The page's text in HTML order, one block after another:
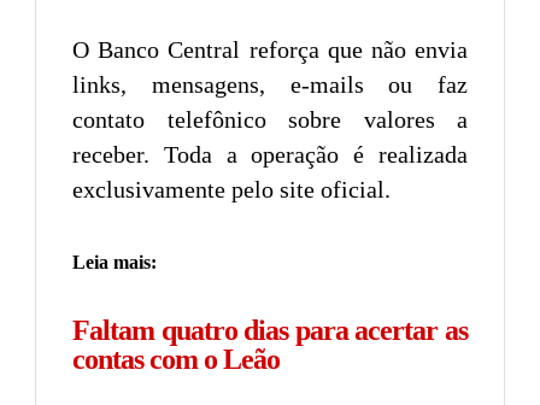
O Banco Central reforça que não envia
links, mensagens, e-mails ou faz
contato telefônico sobre valores a
receber. Toda a operação é realizada
exclusivamente pelo site oficial.
Leia mais:
Faltam quatro dias para acertar as
contas com o Leão